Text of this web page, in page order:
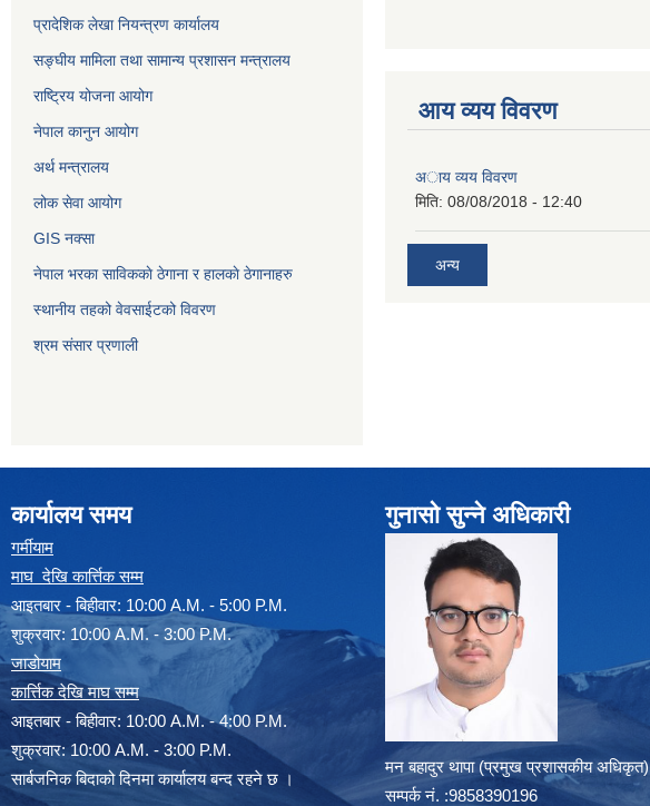
प्रादेशिक लेखा नियन्त्रण कार्यालय
सङ्‍घीय मामिला तथा सामान्य प्रशासन मन्त्रालय
राष्ट्रिय योजना आयोग
नेपाल कानुन आयोग
अर्थ मन्त्रालय
लोक सेवा आयोग
GIS नक्सा
नेपाल भरका साविककाे ठेगाना र हालकाे ठेगानाहरु
स्थानीय तहको वेवसाईटको विवरण
श्रम संसार प्रणाली
आय व्यय विवरण
अाय व्यय विवरण
मिति: 08/08/2018 - 12:40
अन्य
कार्यालय समय
गर्मीयाम
माघ देखि कार्त्तिक सम्म
आइतबार - बिहीवार: 10:00 A.M. - 5:00 P.M.
शुक्रवार: 10:00 A.M. - 3:00 P.M.
जाडोयाम
कार्त्तिक देखि माघ सम्म
आइतबार - बिहीवार: 10:00 A.M. - 4:00 P.M.
शुक्रवार: 10:00 A.M. - 3:00 P.M.
सार्बजनिक बिदाको दिनमा कार्यालय बन्द रहने छ ।
गुनासो सुन्ने अधिकारी
मन बहादुर थापा (प्रमुख प्रशासकीय अधिकृत)
सम्पर्क न‌ं. :9858390196